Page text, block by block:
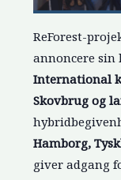
ReForest-
annoncere sin
International
Skovbrug og
Hamborg,
giver adgang